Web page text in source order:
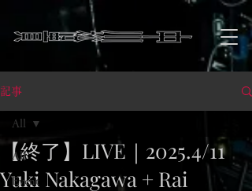
記事
All
Event
All
【終了】LIVE｜2025.4/11
Yuki Nakagawa + Rai